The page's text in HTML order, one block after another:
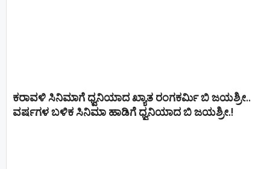
ಕರಾವಳಿ ಸಿನಿಮಾಗೆ ಧ್ವನಿಯಾದ ಖ್ಯಾತ ರಂಗಕರ್ಮಿ ಬಿ ಜಯಶ್ರೀ..
ವರ್ಷಗಳ ಬಳಿಕ ಸಿನಿಮಾ ಹಾಡಿಗೆ ಧ್ವನಿಯಾದ ಬಿ ಜಯಶ್ರೀ.!